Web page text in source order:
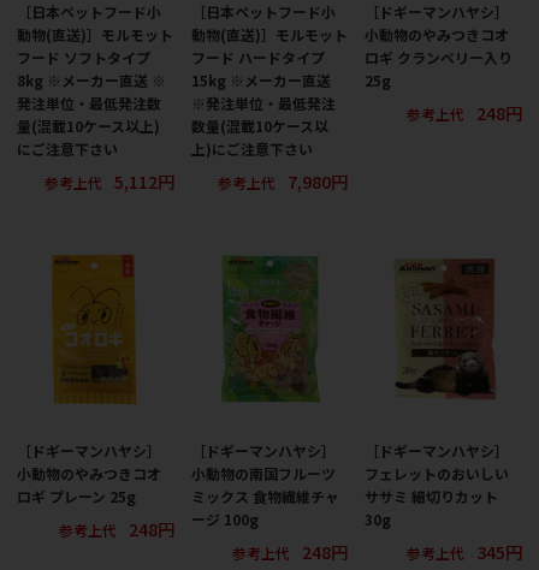
［日本ペットフード小
動物(直送)］モルモット
フード ソフトタイプ
8kg ※メーカー直送 ※
発注単位・最低発注数
量(混載10ケース以上)
にご注意下さい
参考上代
5,112円
［日本ペットフード小
動物(直送)］モルモット
フード ハードタイプ
15kg ※メーカー直送
※発注単位・最低発注
数量(混載10ケース以
上)にご注意下さい
参考上代
7,980円
［ドギーマンハヤシ］
小動物のやみつきコオ
ロギ クランベリー入り
25g
参考上代
248円
［ドギーマンハヤシ］
小動物のやみつきコオ
ロギ プレーン 25g
参考上代
248円
［ドギーマンハヤシ］
小動物の南国フルーツ
ミックス 食物繊維チャ
ージ 100g
参考上代
248円
［ドギーマンハヤシ］
フェレットのおいしい
ササミ 細切りカット
30g
参考上代
345円